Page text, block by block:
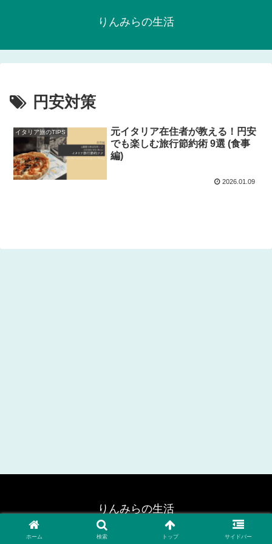
りんみらの生活
円安対策
イタリア旅のTIPS
元イタリア在住者が教える！円安
でも楽しむ旅行節約術 9選 (食事
編)
2026.01.09
りんみらの生活
© 2024 りんみらの生活.
ホーム 検索 トップ サイドバー